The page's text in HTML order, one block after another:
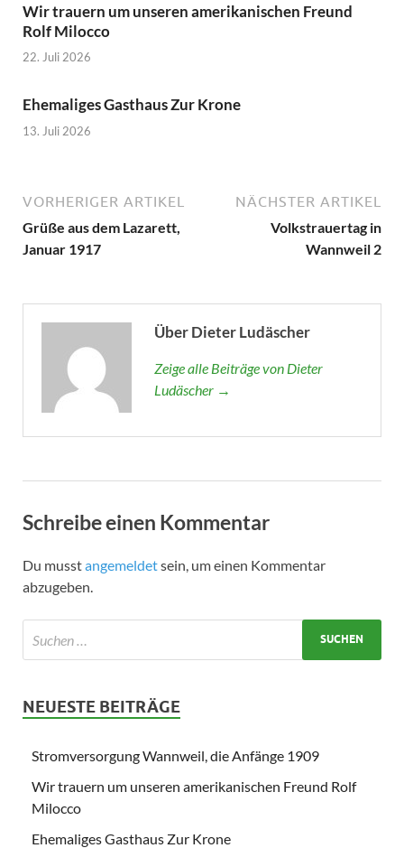
Wir trauern um unseren amerikanischen Freund
Rolf Milocco
22. Juli 2026
Ehemaliges Gasthaus Zur Krone
13. Juli 2026
VORHERIGER ARTIKEL
Grüße aus dem Lazarett,
Januar 1917
NÄCHSTER ARTIKEL
Volkstrauertag in
Wannweil 2
Über Dieter Ludäscher
Zeige alle Beiträge von Dieter
Ludäscher →
Schreibe einen Kommentar
Du musstangemeldetsein, um einen Kommentar
abzugeben.
NEUESTE BEITRÄGE
Stromversorgung Wannweil, die Anfänge 1909
Wir trauern um unseren amerikanischen Freund Rolf
Milocco
Ehemaliges Gasthaus Zur Krone